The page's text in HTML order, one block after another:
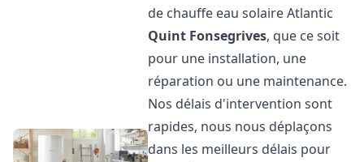
de chauffe eau solaire Atlantic
Quint Fonsegrives, que ce soit
pour une installation, une
réparation ou une maintenance.
Nos délais d'intervention sont
rapides, nous nous déplaçons
dans les meilleurs délais pour